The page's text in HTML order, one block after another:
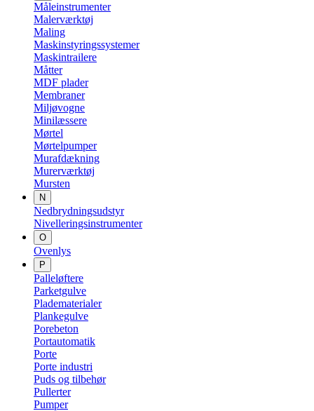
Måleinstrumenter
Malerværktøj
Maling
Maskinstyringssystemer
Maskintrailere
Måtter
MDF plader
Membraner
Miljøvogne
Minilæssere
Mørtel
Mørtelpumper
Murafdækning
Murerværktøj
Mursten
N
Nedbrydningsudstyr
Nivelleringsinstrumenter
O
Ovenlys
P
Palleløftere
Parketgulve
Pladematerialer
Plankegulve
Porebeton
Portautomatik
Porte
Porte industri
Puds og tilbehør
Pullerter
Pumper